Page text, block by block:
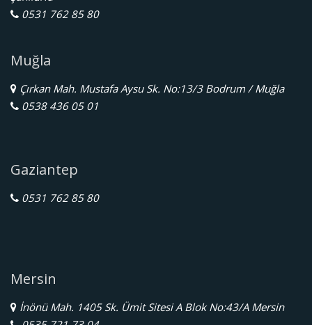
0531 762 85 80
Muğla
Çırkan Mah. Mustafa Aysu Sk. No:13/3 Bodrum / Muğla
0538 436 05 01
Gaziantep
0531 762 85 80
Mersin
İnönü Mah. 1405 Sk. Ümit Sitesi A Blok No:43/A Mersin